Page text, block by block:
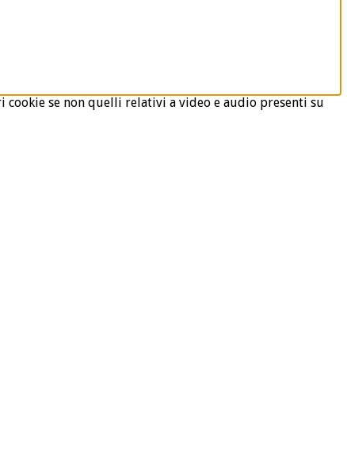
se non quelli relativi a video e audio presenti su